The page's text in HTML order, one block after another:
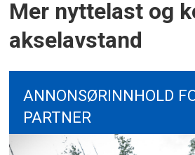
Mer nyttelast og
akselavstand
ANNONSØRINNHOLD
PARTNER